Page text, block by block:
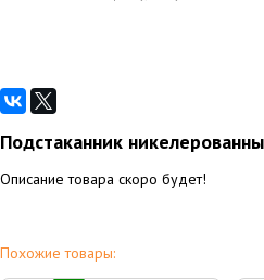
Подстаканник
Описание товара скоро будет!
Похожие товары: